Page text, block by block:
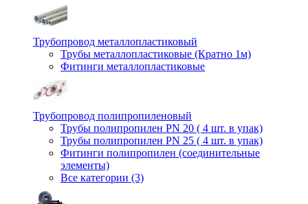
Трубопровод металлопластиковый
Трубы металлопластиковые (Кратно 1м)
Фитинги металлопластиковые
Трубопровод полипропиленовый
Трубы полипропилен PN 20 ( 4 шт. в упак)
Трубы полипропилен PN 25 ( 4 шт. в упак)
Фитинги полипропилен (cоединительные
элементы)
Все категории (3)